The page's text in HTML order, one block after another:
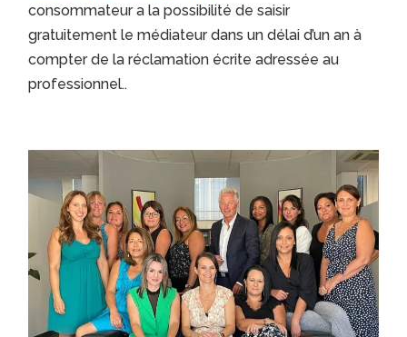
consommateur a la possibilité de saisir
gratuitement le médiateur dans un délai d’un an à
compter de la réclamation écrite adressée au
professionnel..